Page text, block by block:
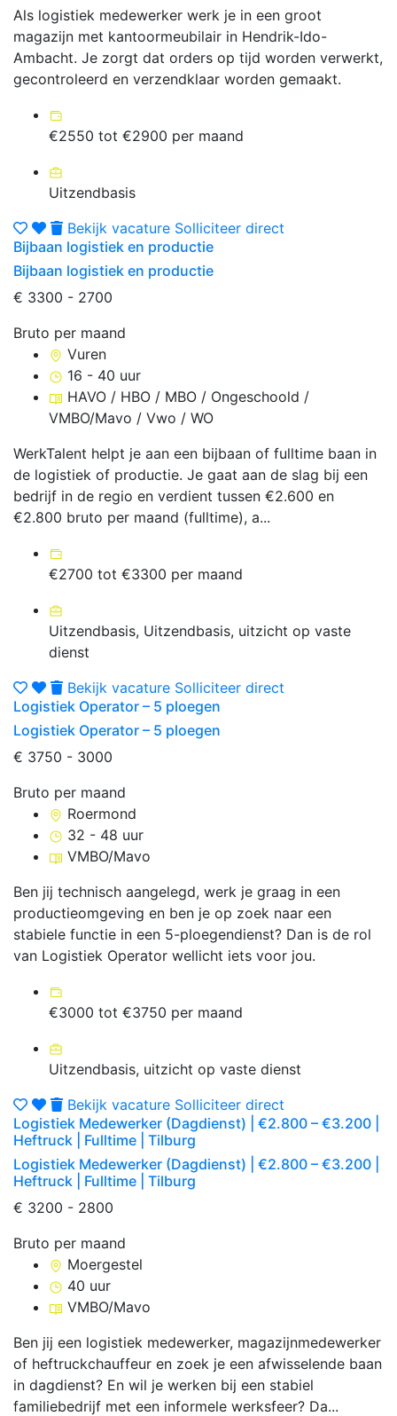
Als logistiek medewerker werk je in een groot
magazijn met kantoormeubilair in Hendrik-Ido-
Ambacht. Je zorgt dat orders op tijd worden verwerkt,
gecontroleerd en verzendklaar worden gemaakt.
€2550 tot €2900 per maand
Uitzendbasis
Bekijk vacature Solliciteer direct
Bijbaan logistiek en productie
Bijbaan logistiek en productie
€ 3300 - 2700
Bruto per maand
Vuren
16 - 40 uur
HAVO / HBO / MBO / Ongeschoold /
VMBO/Mavo / Vwo / WO
WerkTalent helpt je aan een bijbaan of fulltime baan in
de logistiek of productie. Je gaat aan de slag bij een
bedrijf in de regio en verdient tussen €2.600 en
€2.800 bruto per maand (fulltime), a...
€2700 tot €3300 per maand
Uitzendbasis, Uitzendbasis, uitzicht op vaste
dienst
Bekijk vacature Solliciteer direct
Logistiek Operator – 5 ploegen
Logistiek Operator – 5 ploegen
€ 3750 - 3000
Bruto per maand
Roermond
32 - 48 uur
VMBO/Mavo
Ben jij technisch aangelegd, werk je graag in een
productieomgeving en ben je op zoek naar een
stabiele functie in een 5-ploegendienst? Dan is de rol
van Logistiek Operator wellicht iets voor jou.
€3000 tot €3750 per maand
Uitzendbasis, uitzicht op vaste dienst
Bekijk vacature Solliciteer direct
Logistiek Medewerker (Dagdienst) | €2.800 – €3.200 |
Heftruck | Fulltime | Tilburg
Logistiek Medewerker (Dagdienst) | €2.800 – €3.200 |
Heftruck | Fulltime | Tilburg
€ 3200 - 2800
Bruto per maand
Moergestel
40 uur
VMBO/Mavo
Ben jij een logistiek medewerker, magazijnmedewerker
of heftruckchauffeur en zoek je een afwisselende baan
in dagdienst? En wil je werken bij een stabiel
familiebedrijf met een informele werksfeer? Da...